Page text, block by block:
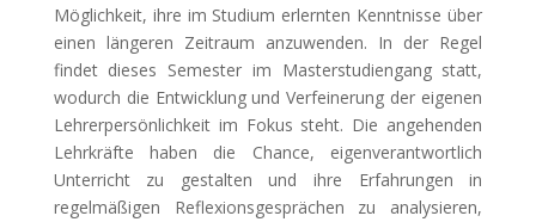
Möglichkeit, ihre im Studium erlernten Kenntnisse über
einen längeren Zeitraum anzuwenden. In der Regel
findet dieses Semester im Masterstudiengang statt,
wodurch die Entwicklung und Verfeinerung der eigenen
Lehrerpersönlichkeit im Fokus steht. Die angehenden
Lehrkräfte haben die Chance, eigenverantwortlich
Unterricht zu gestalten und ihre Erfahrungen in
regelmäßigen Reflexionsgesprächen zu analysieren,